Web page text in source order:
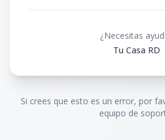
¿Necesitas
Tu Casa RD
Si crees que esto es un error, por
equipo de